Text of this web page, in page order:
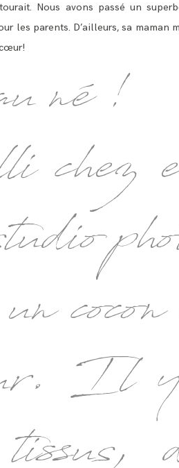
Nous avons passé un
les parents. D’ailleurs, sa maman
né !
chez
Il